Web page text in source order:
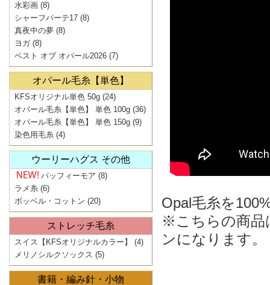
Opal毛糸を
※こちらの商品
ンになります。
水彩画 (8)
シャーフパーテ17 (8)
真夜中の夢 (8)
ヨガ(8)
ベスト オブ オパール2026 (7)
オパール毛糸【単色】
KFSオリジナル単色 50g (24)
オパール毛糸【単色】 単色 100g (36)
オパール毛糸【単色】 単色 150g (9)
染色用毛糸 (4)
ウーリーハグス その他
パッフィーモア (8)
ラメ糸 (6)
ボッベル・コットン (20)
ストレッチ毛糸
スイス【KFSオリジナルカラー】
(4)
メリノシルクソックス (5)
書籍・編み針・小物